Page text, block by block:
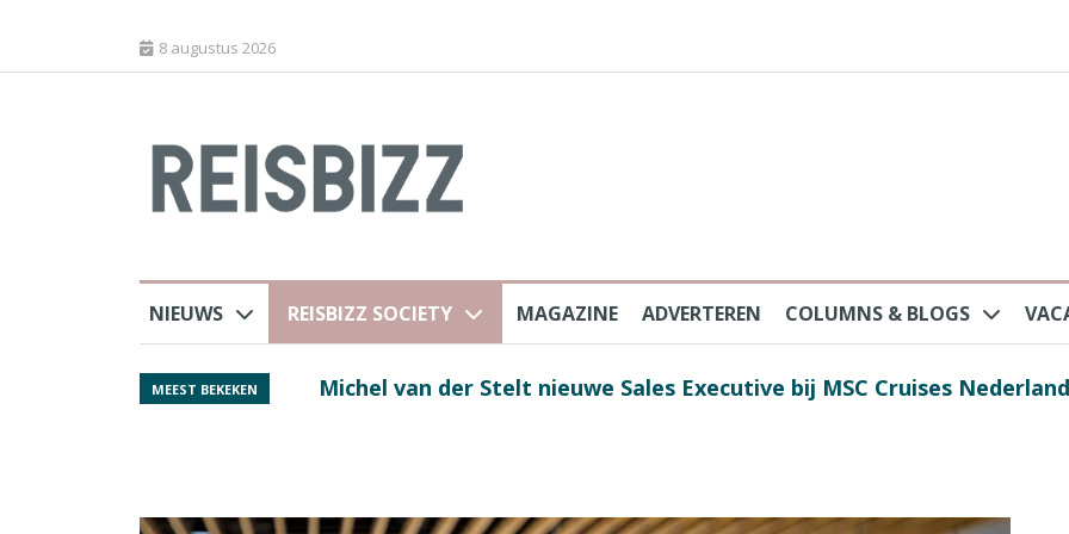
8 augustus 2026
NIEUWS REISBIZZ SOCIETY MAGAZINE ADVERTEREN COLUMNS & BLOGS
MEEST BEKEKEN
Spaans verkeersbureau na protesten massatoerisme: ‘Nederlandse